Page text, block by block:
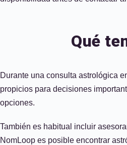
Qué
Durante una consulta astrológica
propicios para decisiones
opciones.
También es habitual incluir
NomLoop es posible encontrar